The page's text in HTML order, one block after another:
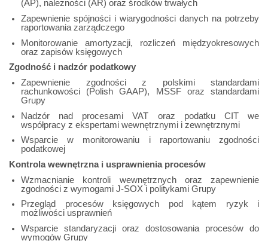
(AP), należności (AR) oraz środków trwałych
Zapewnienie spójności i wiarygodności danych na potrzeby
raportowania zarządczego
Monitorowanie amortyzacji, rozliczeń międzyokresowych
oraz zapisów księgowych
Zgodność i nadzór podatkowy
Zapewnienie zgodności z polskimi standardami
rachunkowości (Polish GAAP), MSSF oraz standardami
Grupy
Nadzór nad procesami VAT oraz podatku CIT we
współpracy z ekspertami wewnętrznymi i zewnętrznymi
Wsparcie w monitorowaniu i raportowaniu zgodności
podatkowej
Kontrola wewnętrzna i usprawnienia procesów
Wzmacnianie kontroli wewnętrznych oraz zapewnienie
zgodności z wymogami J-SOX i politykami Grupy
Przegląd procesów księgowych pod kątem ryzyk i
możliwości usprawnień
Wsparcie standaryzacji oraz dostosowania procesów do
wymogów Grupy